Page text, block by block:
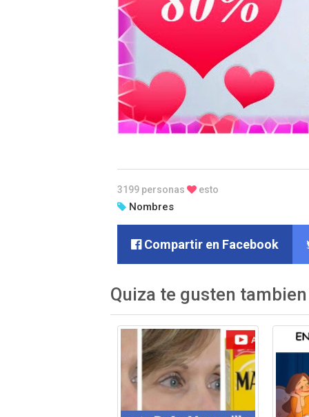
3199 personas esto
Nombres
Compartir en Facebook
Quiza te gusten tambien